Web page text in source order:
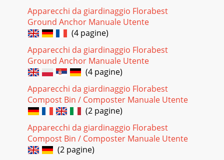
Apparecchi da giardinaggio Florabest
Ground Anchor Manuale Utente
(4 pagine)
Apparecchi da giardinaggio Florabest
Ground Anchor Manuale Utente
(4 pagine)
Apparecchi da giardinaggio Florabest
Compost Bin / Composter Manuale Utente
(2 pagine)
Apparecchi da giardinaggio Florabest
Compost Bin / Composter Manuale Utente
(2 pagine)